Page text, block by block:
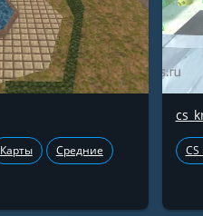
Карты Средние